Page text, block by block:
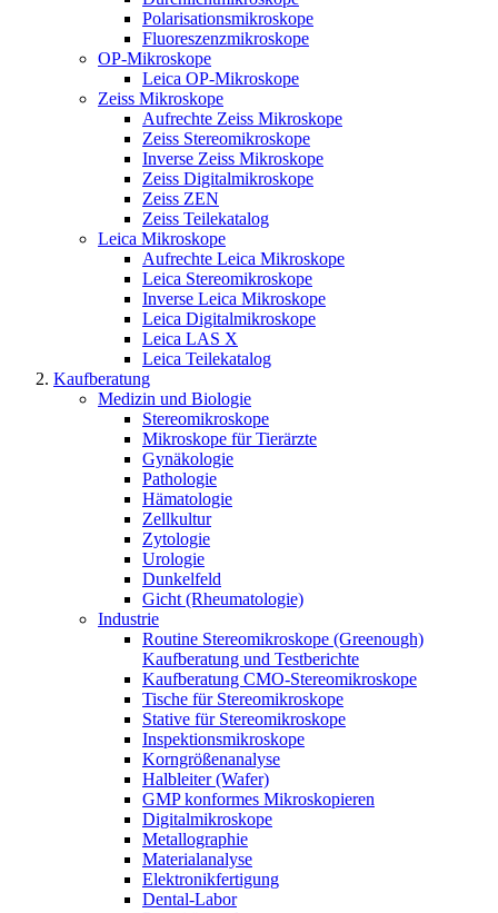
Polarisationsmikroskope
Fluoreszenzmikroskope
OP-Mikroskope
Leica OP-Mikroskope
Zeiss Mikroskope
Aufrechte Zeiss Mikroskope
Zeiss Stereomikroskope
Inverse Zeiss Mikroskope
Zeiss Digitalmikroskope
Zeiss ZEN
Zeiss Teilekatalog
Leica Mikroskope
Aufrechte Leica Mikroskope
Leica Stereomikroskope
Inverse Leica Mikroskope
Leica Digitalmikroskope
Leica LAS X
Leica Teilekatalog
Kaufberatung
Medizin und Biologie
Stereomikroskope
Mikroskope für Tierärzte
Gynäkologie
Pathologie
Hämatologie
Zellkultur
Zytologie
Urologie
Dunkelfeld
Gicht (Rheumatologie)
Industrie
Routine Stereomikroskope (Greenough)
Kaufberatung und Testberichte
Kaufberatung CMO-Stereomikroskope
Tische für Stereomikroskope
Stative für Stereomikroskope
Inspektionsmikroskope
Korngrößenanalyse
Halbleiter (Wafer)
GMP konformes Mikroskopieren
Digitalmikroskope
Metallographie
Materialanalyse
Elektronikfertigung
Dental-Labor